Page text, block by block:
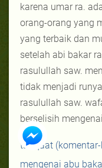
karena umar ra.
orang-orang yang
yang terbaik dan
setelah abi bakar
rasulullah saw.
tidak menjadi
rasulullah saw.
berselisih
ta'liqaat
mengenai abu